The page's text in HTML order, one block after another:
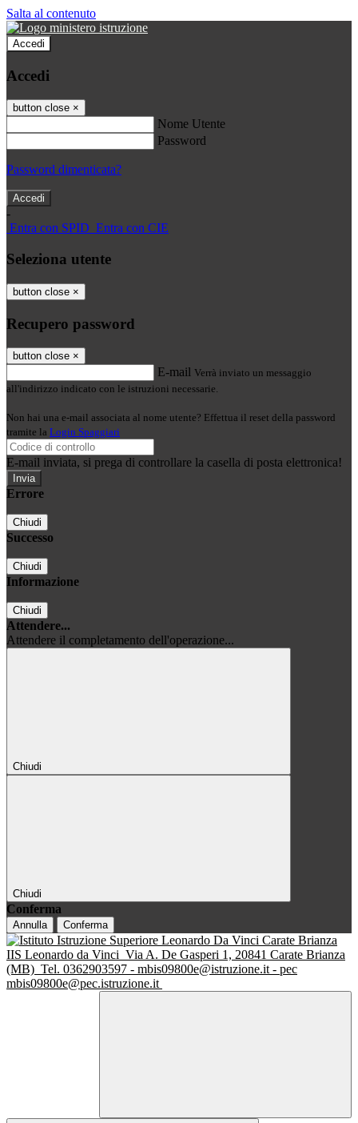
Salta al contenuto
Accedi
Accedi
button close ×
Nome Utente
Password
Password dimenticata?
-
Entra con SPID Entra con CIE
Seleziona utente
button close ×
Recupero password
button close ×
E-mail Verrà inviato un messaggio
all'indirizzo indicato con le istruzioni necessarie.
Non hai una e-mail associata al nome utente? Effettua il reset della password
tramite la Login Spaggiari
E-mail inviata, si prega di controllare la casella di posta elettronica!
Errore
Chiudi
Successo
Chiudi
Informazione
Chiudi
Attendere...
Attendere il completamento dell'operazione...
Chiudi
Chiudi
Conferma
Annulla Conferma
IIS Leonardo da Vinci Via A. De Gasperi 1, 20841 Carate Brianza
(MB) Tel. 0362903597 - mbis09800e@istruzione.it - pec
mbis09800e@pec.istruzione.it